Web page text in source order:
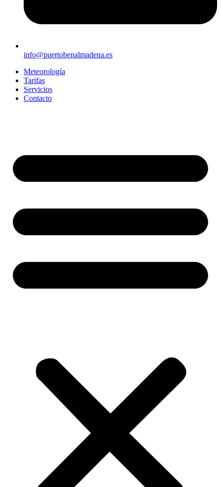
info@puertobenalmadena.es
Meteorología
Tarifas
Servicios
Contacto